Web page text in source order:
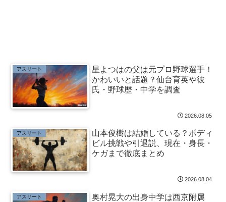
アスリート
星よつはの父は元プロ野球選手！
かわいいと話題？仙台育英や彼
氏・野球歴・中学を調査
2026.08.05
アスリート
山本俊樹は結婚している？ボディ
ビル挑戦や引退説、現在・身長・
ケガまで徹底まとめ
2026.08.04
アスリート
奥村晃大の出身中学は西京附属